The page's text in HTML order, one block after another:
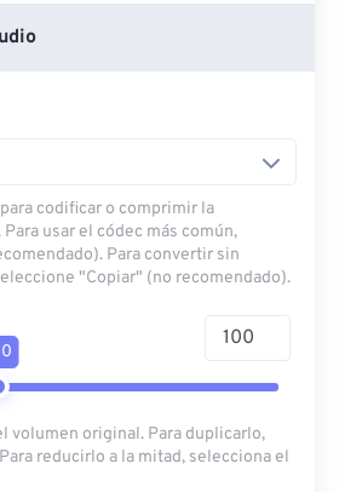
codificar o comprimir la
usar el códec más común,
Para convertir sin
"Copiar" (no recomendado).
volumen original. Para duplicarlo,
reducirlo a la mitad, selecciona el